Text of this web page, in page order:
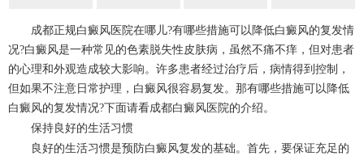
成都正规白癜风医院在哪儿?有哪些措施可以降低白癜风的复发情
况?白癜风是一种常见的色素脱失性皮肤病，虽然不痛不痒，但对患者
的心理和外观造成较大影响。许多患者经过治疗后，病情得到控制，
但如果不注意日常护理，白癜风很容易复发。那有哪些措施可以降低
白癜风的复发情况?下面请看成都白癜风 医院的介绍。
保持良好的生活习惯
良好的生活习惯是预防白癜风复发的基础。首先，要保证充足的